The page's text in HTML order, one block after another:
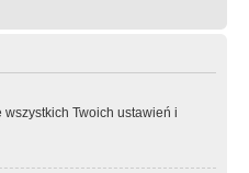
Twoich ustawień i